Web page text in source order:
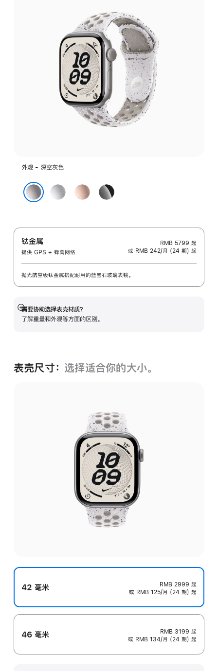
外观 - 深空灰色
银
玫
瑰
色
亮
黑
钛金属
提供 GPS + 蜂窝网络
RMB 5799 起
或 RMB 242/月 (24 期) 起
抛光航空级钛金属搭配耐用的蓝宝石玻璃表镜。
需要协助选择表壳材质？
了解重量和外观等方面的区别。
展
开
表壳尺寸： 选择适合你的大小。
42 毫米 RMB 2999 起
或 RMB 125/月 (24 期) 起
46 毫米 RMB 3199 起
或 RMB 134/月 (24 期) 起